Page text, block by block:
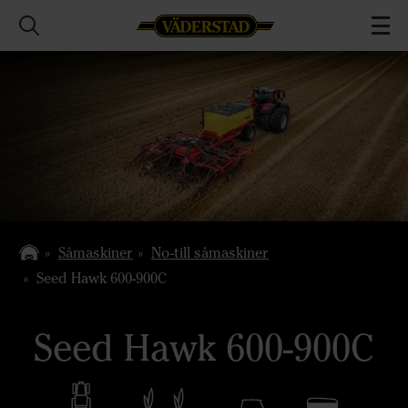
Såmaskiner
No-till såmaskiner
Seed Hawk 600-900C
Seed Hawk 600-900C